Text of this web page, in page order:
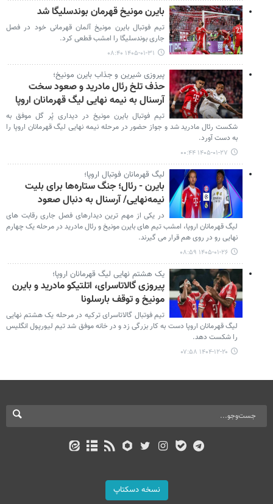
بایرن مونیخ قهرمان بوندسلیگا شد
تیم فوتبال بایرن مونیخ آلمان قهرمانی خود در فصل
جاری بوندسلیگا را امشب قطعی کرد.
۱۴۰۵-۰۱-۳۱ ۰۸:۴۰
پیروزی شیرین و جذاب بایرن مونیخ؛
حذف تلخ رئال مادرید و صعود سخت
آرسنال به نیمه نهایی لیگ قهرمانان اروپا
تیم فوتبال بایرن مونیخ در دیداری پُر گل موفق به
شکست رئال مادرید شد و جواز حضور در مرحله نیمه نهایی لیگ قهرمانان اروپا را
به دست آورد.
۱۴۰۵-۰۱-۲۷ ۰۰:۴۴
لیگ قهرمانان فوتبال اروپا؛
بایرن - رئال؛ جنگ ستاره‌ها برای بلیت
نیمه‌نهایی/ آرسنال به دنبال صعود
در یکی از مهم ترین دیدارهای فصل جاری رقابت های
لیگ قهرمانان اروپا، امشب تیم های بایرن مونیخ و رئال مادرید در مرحله یک چهارم
نهایی رو در روی هم قرار می گیرند.
۱۴۰۵-۰۱-۲۶ ۰۸:۵۹
یک هشتم نهایی لیگ قهرمانان اروپا؛
پیروزی گالاتاسرای، اتلتیکو مادرید و بایرن
مونیخ و توقف بارسلونا
تیم فوتبال گالاتاسرای ترکیه در مرحله یک هشتم نهایی
لیگ قهرمانان اروپا دست به کار بزرگی زد و در خانه موفق شد تیم لیورپول انگلیس
را شکست دهد.
۱۴۰۴-۱۲-۲۰ ۰۷:۵۸
نسخه دسکتاپ